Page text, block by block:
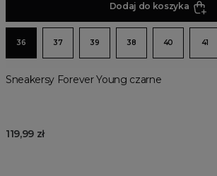
Dodaj do koszyka
36 37 39 38 40 41
Sneakersy Forever Young czarne
119,99 zł